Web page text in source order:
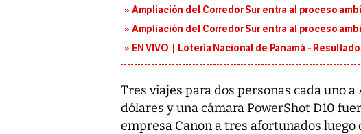
Ampliación del Corredor Sur entra al proceso
Ampliación del Corredor Sur entra al proceso
EN VIVO | Lotería Nacional de Panamá -
Tres viajes para dos personas cada uno
dólares y una cámara PowerShot D10
empresa Canon a tres afortunados luego